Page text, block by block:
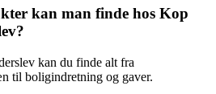
kan man finde hos Kop
kan du finde alt fra
til boligindretning og gaver.